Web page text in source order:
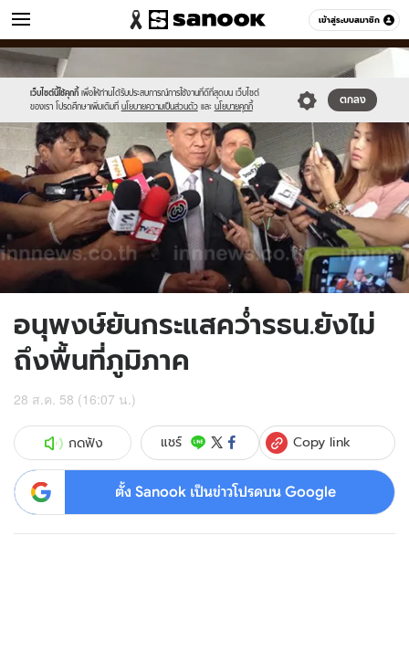
เข้าสู่ระบบสมาชิก
ข่าว หมวดอื่นๆ
เว็บไซต์นี้ใช้คุกกี้ เพื่อให้ท่านได้รับประสบการณ์การใช้งานที่ดีที่สุดบน เว็บไซต์
ของเรา โปรดศึกษาเพิ่มเติมที่ นโยบายความเป็นส่วนตัว และ นโยบายคุกกี้
ตกลง
Sanook
//s.isanook.com/sr/0/images/logo-
new-
sanook.png
600
60
//s.isanook.com/ns/0/ud/371/1855958/642217-
01.jpg
อนุพงษ์ยันกระแสคว่ำรธน.ยังไม่
ถึงพื้นที่ภูมิภาค
28 ส.ค. 58 (16:07 น.)
กดฟัง แชร์ Copy link
ตั้ง Sanook เป็นข่าวโปรดบน Google